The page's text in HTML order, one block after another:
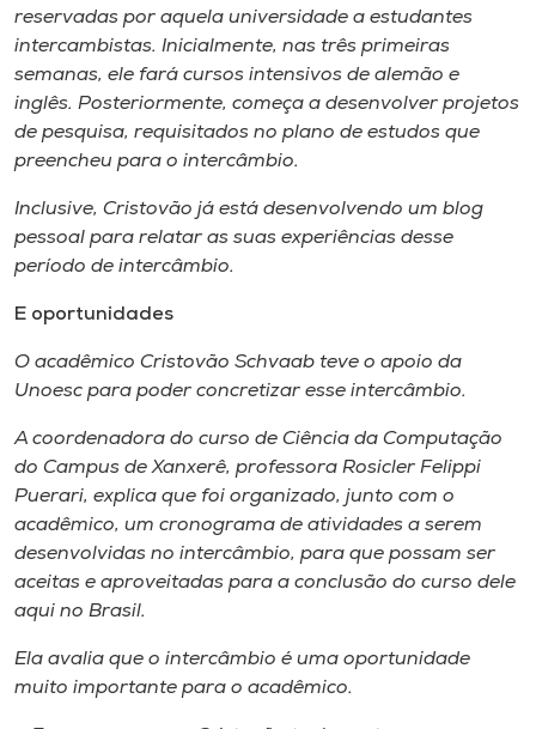
reservadas por aquela universidade a estudantes
intercambistas. Inicialmente, nas três primeiras
semanas, ele fará cursos intensivos de alemão e
inglês. Posteriormente, começa a desenvolver projetos
de pesquisa, requisitados no plano de estudos que
preencheu para o intercâmbio.
Inclusive, Cristovão já está desenvolvendo um blog
pessoal para relatar as suas experiências desse
período de intercâmbio.
E oportunidades
O acadêmico Cristovão Schvaab teve o apoio da
Unoesc para poder concretizar esse intercâmbio.
A coordenadora do curso de Ciência da Computação
do Campus de Xanxerê, professora Rosicler Felippi
Puerari, explica que foi organizado, junto com o
acadêmico, um cronograma de atividades a serem
desenvolvidas no intercâmbio, para que possam ser
aceitas e aproveitadas para a conclusão do curso dele
aqui no Brasil.
Ela avalia que o intercâmbio é uma oportunidade
muito importante para o acadêmico.